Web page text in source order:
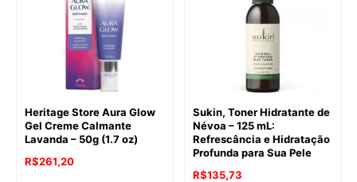
Heritage Store Aura Glow
Gel Creme Calmante
Lavanda – 50g (1.7 oz)
R$261,20
Sukin, Toner Hidratante de
Névoa – 125 mL:
Refrescância e Hidratação
Profunda para Sua Pele
R$135,73